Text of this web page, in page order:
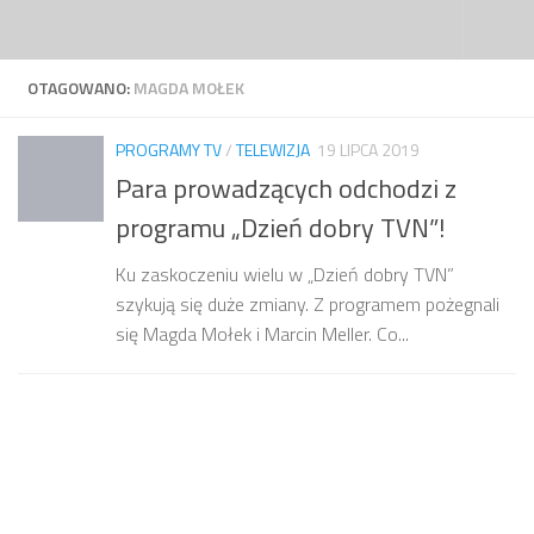
OTAGOWANO:MAGDA MOŁEK
PROGRAMY TV/TELEWIZJA 19 LIPCA 2019
Para prowadzących odchodzi z
programu „Dzień dobry TVN”!
Ku zaskoczeniu wielu w „Dzień dobry TVN”
szykują się duże zmiany. Z programem pożegnali
się Magda Mołek i Marcin Meller. Co...